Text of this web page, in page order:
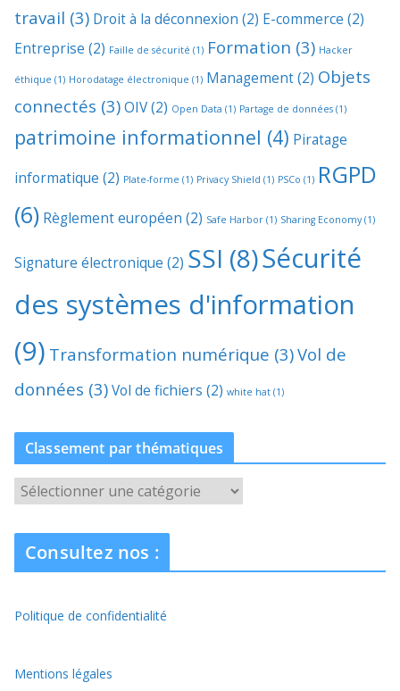
travail (3) Droit à la déconnexion (2) E-commerce (2)
Entreprise (2) Faille de sécurité (1) Formation (3) Hacker
éthique (1) Horodatage électronique (1) Management(2) Objets
connectés (3)OIV(2) Open Data (1) Partage de données (1)
patrimoine informationnel (4) Piratage
informatique (2) Plate-forme (1) Privacy Shield (1) PSCo (1) RGPD
(6) Règlement européen (2) Safe Harbor (1) Sharing Economy(1)
Signature électronique (2) SSI (8)Sécurité
des systèmes d'information
(9) Transformation numérique (3)Vol de
données (3)Vol de fichiers (2) white hat (1)
Classement par thématiques
l
a
s
m
n
Consultez nos :
Politique de confidentialité
Mentions légales